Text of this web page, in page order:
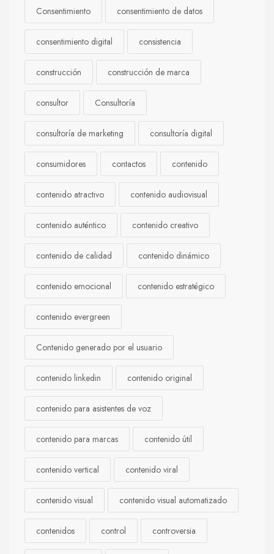
Consentimiento consentimiento de datos
consentimiento digital consistencia
construcción construcción de marca
consultor Consultoría
consultoría de marketing consultoría digital
consumidores contactos contenido
contenido atractivo contenido audiovisual
contenido auténtico contenido creativo
contenido de calidad contenido dinámico
contenido emocional contenido estratégico
contenido evergreen
Contenido generado por el usuario
contenido linkedin contenido original
contenido para asistentes de voz
contenido para marcas contenido útil
contenido vertical contenido viral
contenido visual contenido visual automatizado
contenidos control controversia